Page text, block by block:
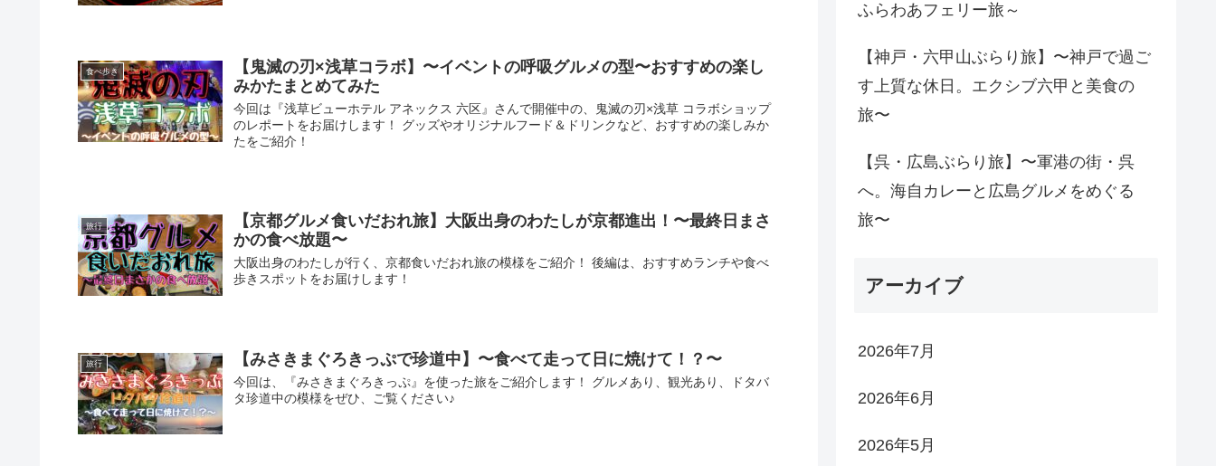
食べ歩き
【鬼滅の刃×浅草コラボ】〜イベントの呼吸グルメの型〜おすすめの楽し
みかたまとめてみた
今回は『浅草ビューホテル アネックス 六区』さんで開催中の、鬼滅の刃×浅草 コラボショップ
のレポートをお届けします！ グッズやオリジナルフード＆ドリンクなど、おすすめの楽しみか
たをご紹介！
旅行
【京都グルメ食いだおれ旅】大阪出身のわたしが京都進出！〜最終日まさ
かの食べ放題〜
大阪出身のわたしが行く、京都食いだおれ旅の模様をご紹介！ 後編は、おすすめランチや食べ
歩きスポットをお届けします！
旅行 【みさきまぐろきっぷで珍道中】〜食べて走って日に焼けて！？〜
今回は、『みさきまぐろきっぷ』を使った旅をご紹介します！ グルメあり、観光あり、ドタバ
タ珍道中の模様をぜひ、ご覧ください♪
ふらわあフェリー旅～
【神戸・六甲山ぶらり旅】〜神戸で過ご
す上質な休日。エクシブ六甲と美食の
旅〜
【呉・広島ぶらり旅】〜軍港の街・呉
へ。海自カレーと広島グルメをめぐる
旅〜
アーカイブ
2026年7月
2026年6月
2026年5月